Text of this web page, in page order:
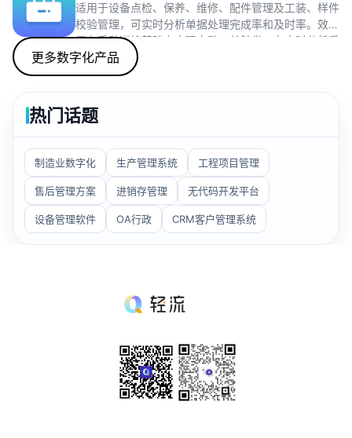
适用于设备点检、保养、维修、配件管理及工装、样件
校验管理，可实时分析单据处理完成率和及时率。效果
是在手动巡检基础上实现自动工单触发，有实时分析看
板。思路是维护台账、方案，生成工单并处理、统计相
关情况。
更多数字化产品
热门话题
制造业数字化 生产管理系统 工程项目管理
售后管理方案 进销存管理 无代码开发平台
设备管理软件 OA行政 CRM客户管理系统